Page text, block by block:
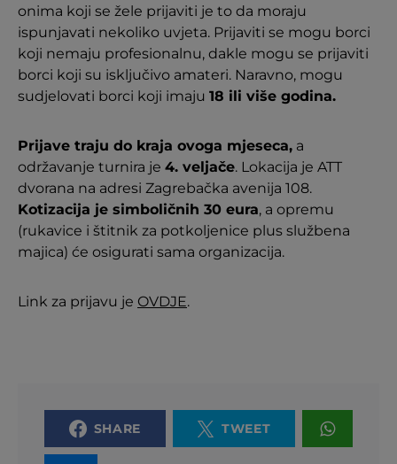
onima koji se žele prijaviti je to da moraju
ispunjavati nekoliko uvjeta. Prijaviti se mogu borci
koji nemaju profesionalnu, dakle mogu se prijaviti
borci koji su isključivo amateri. Naravno, mogu
sudjelovati borci koji imaju 18 ili više godina.
Prijave traju do kraja ovoga mjeseca, a
održavanje turnira je 4. veljače. Lokacija je ATT
dvorana na adresi Zagrebačka avenija 108.
Kotizacija je simboličnih 30 eura, a opremu
(rukavice i štitnik za potkoljenice plus službena
majica) će osigurati sama organizacija.
Link za prijavu je OVDJE.
SHARE TWEET